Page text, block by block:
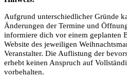
Aufgrund unterschiedlicher Gründe
Änderungen der Termine und
informiere dich vor einem geplanten
Website des jeweiligen
Veranstalter. Die Auflistung der
erhebt keinen Anspruch auf
vorbehalten.